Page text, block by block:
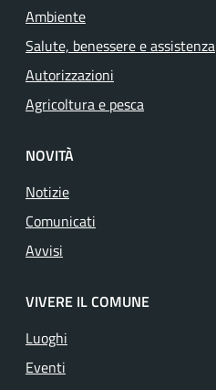
Ambiente
Salute, benessere e assistenza
Autorizzazioni
Agricoltura e pesca
NOVITÀ
Notizie
Comunicati
Avvisi
VIVERE IL COMUNE
Luoghi
Eventi